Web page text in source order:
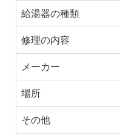
給湯器の種類
修理の内容
メーカー
場所
その他